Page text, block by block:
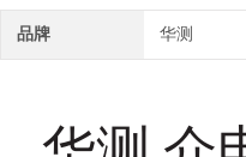
品牌 华测